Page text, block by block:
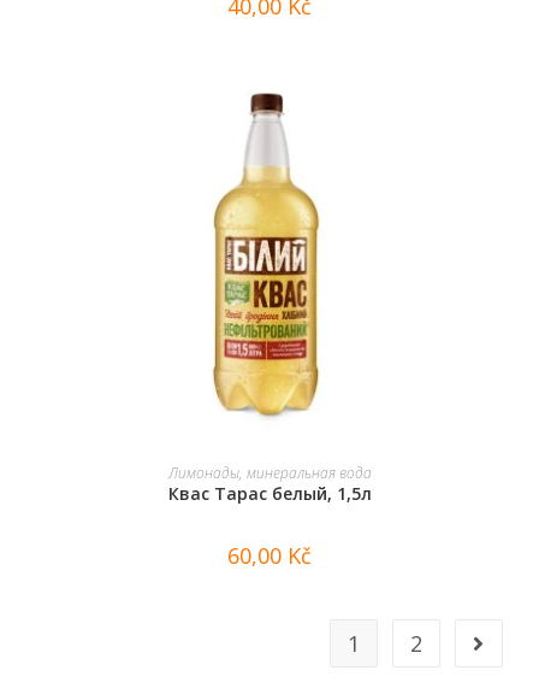
40,00 Kč
В КОРЗИНУ
Лимонады, минеральная вода
Квас Тарас белый, 1,5л
60,00 Kč
1 2